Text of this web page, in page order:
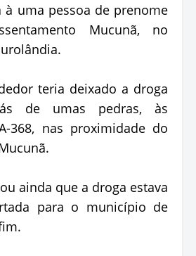
uma pessoa de prenome
Mucunã, no
teria deixado a droga
de umas pedras, às
368, nas proximidade do
ainda que a droga estava
para o município de